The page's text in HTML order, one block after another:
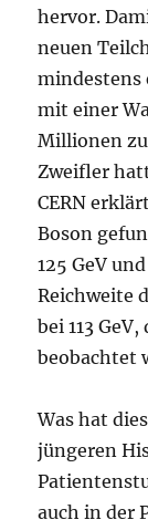
hervor.
neuen
mit einer
Millionen
Zweifler
CERN
Boson
125 GeV
Reichweite
bei 113
beobachtet
Was hat
jüngeren
auch in der